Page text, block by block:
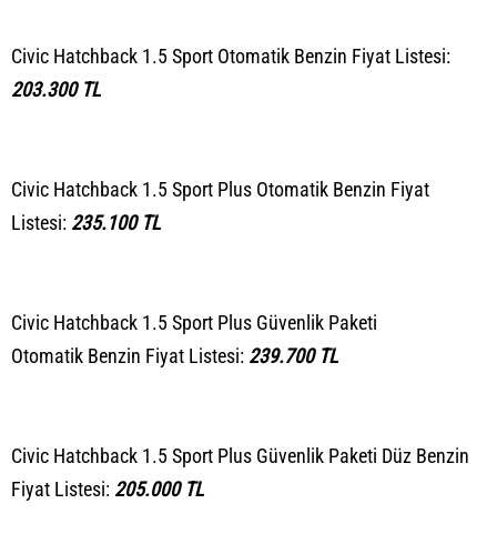
Civic Hatchback 1.5 Sport Otomatik Benzin Fiyat Listesi:
203.300 TL
Civic Hatchback 1.5 Sport Plus Otomatik Benzin Fiyat
Listesi: 235.100 TL
Civic Hatchback 1.5 Sport Plus Güvenlik Paketi
Otomatik Benzin Fiyat Listesi: 239.700 TL
Civic Hatchback 1.5 Sport Plus Güvenlik Paketi Düz Benzin
Fiyat Listesi: 205.000 TL